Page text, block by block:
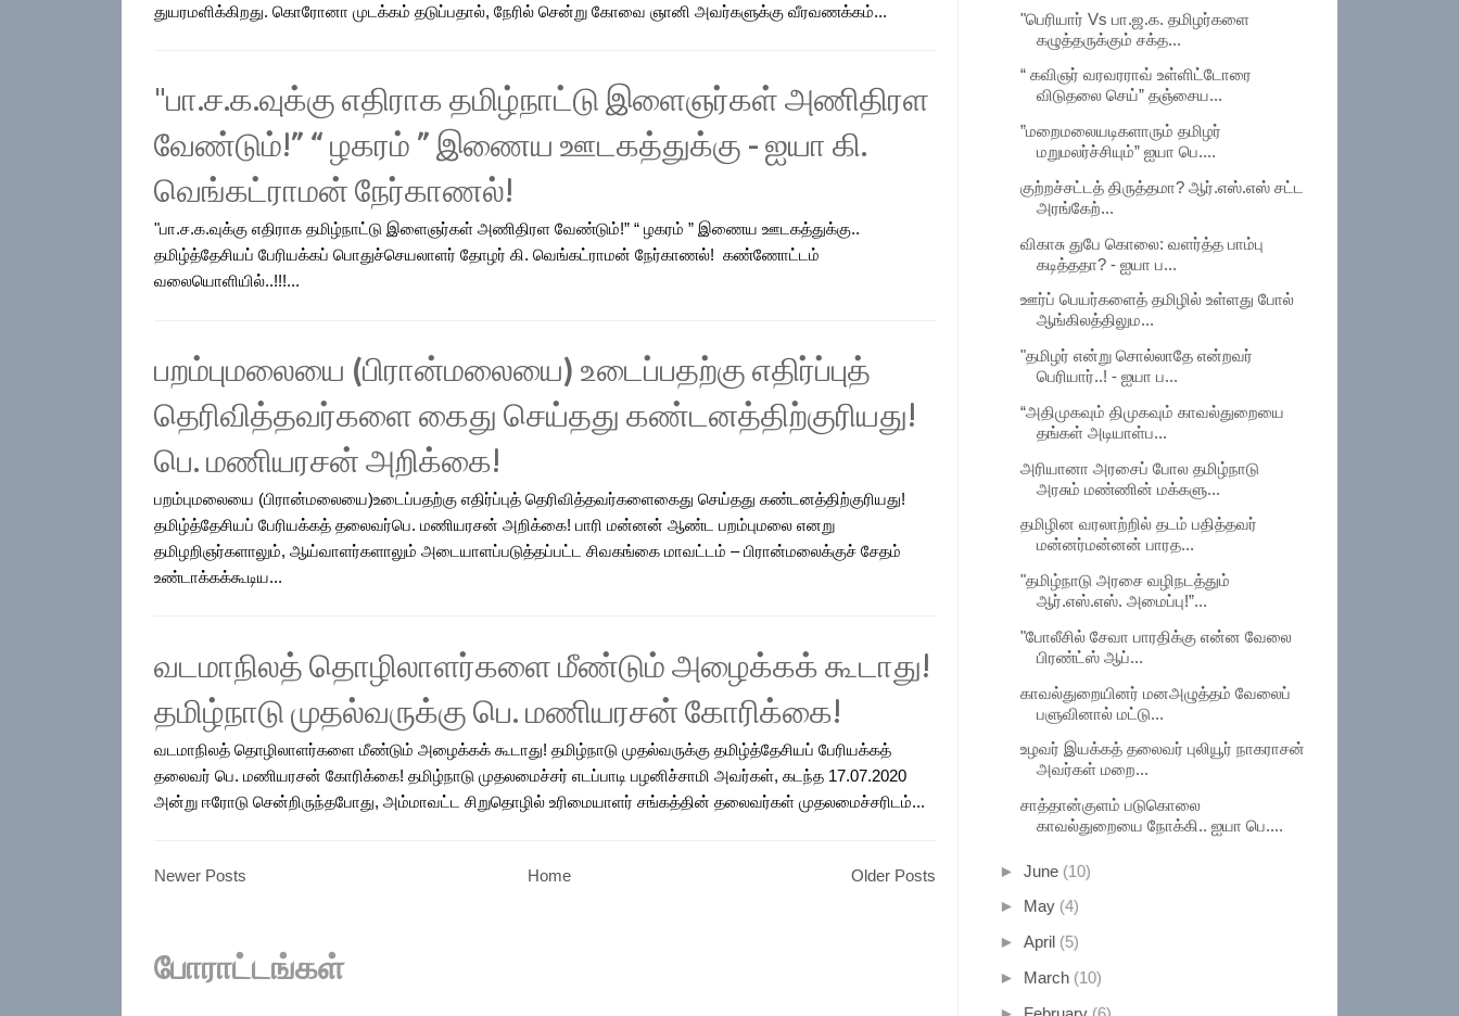
துயரமளிக்கிறது. கொரோனா முடக்கம் தடுப்பதால், நேரில் சென்று கோவை ஞானி அவர்களுக்கு வீரவணக்கம்...
"பா.ச.க.வுக்கு எதிராக தமிழ்நாட்டு இளைஞர்கள் அணிதிரள
வேண்டும்!” “ ழகரம் ” இணைய ஊடகத்துக்கு - ஐயா கி.
வெங்கட்ராமன் நேர்காணல்!
"பா.ச.க.வுக்கு எதிராக தமிழ்நாட்டு இளைஞர்கள் அணிதிரள வேண்டும்!” “ ழகரம் ” இணைய ஊடகத்துக்கு..
தமிழ்த்தேசியப் பேரியக்கப் பொதுச்செயலாளர் தோழர் கி. வெங்கட்ராமன் நேர்காணல்! கண்ணோட்டம்
வலையொளியில்..!!!...
பறம்புமலையை (பிரான்மலையை) உடைப்பதற்கு எதிர்ப்புத்
தெரிவித்தவர்களை கைது செய்தது கண்டனத்திற்குரியது!
பெ. மணியரசன் அறிக்கை!
பறம்புமலையை (பிரான்மலையை)உடைப்பதற்கு எதிர்ப்புத் தெரிவித்தவர்களைகைது செய்தது கண்டனத்திற்குரியது!
தமிழ்த்தேசியப் பேரியக்கத் தலைவர்பெ. மணியரசன் அறிக்கை! பாரி மன்னன் ஆண்ட பறம்புமலை எனறு
தமிழறிஞர்களாலும், ஆய்வாளர்களாலும் அடையாளப்படுத்தப்பட்ட சிவகங்கை மாவட்டம் – பிரான்மலைக்குச் சேதம்
உண்டாக்கக்கூடிய...
வடமாநிலத் தொழிலாளர்களை மீண்டும் அழைக்கக் கூடாது!
தமிழ்நாடு முதல்வருக்கு பெ. மணியரசன் கோரிக்கை!
வடமாநிலத் தொழிலாளர்களை மீண்டும் அழைக்கக் கூடாது! தமிழ்நாடு முதல்வருக்கு தமிழ்த்தேசியப் பேரியக்கத்
தலைவர் பெ. மணியரசன் கோரிக்கை! தமிழ்நாடு முதலமைச்சர் எடப்பாடி பழனிச்சாமி அவர்கள், கடந்த 17.07.2020
அன்று ஈரோடு சென்றிருந்தபோது, அம்மாவட்ட சிறுதொழில் உரிமையாளர் சங்கத்தின் தலைவர்கள் முதலமைச்சரிடம்...
Newer Posts Older Posts
Home
போராட்டங்கள்
"பெரியார் Vs பா.ஜ.க. தமிழர்களை
கழுத்தருக்கும் சக்த...
“ கவிஞர் வரவரராவ் உள்ளிட்டோரை
விடுதலை செய்” தஞ்சைய...
”மறைமலையடிகளாரும் தமிழர்
மறுமலர்ச்சியும்” ஐயா பெ....
குற்றச்சட்டத் திருத்தமா? ஆர்.எஸ்.எஸ் சட்ட
அரங்கேற்...
விகாசு துபே கொலை: வளர்த்த பாம்பு
கடித்ததா? - ஐயா ப...
ஊர்ப் பெயர்களைத் தமிழில் உள்ளது போல்
ஆங்கிலத்திலும...
"தமிழர் என்று சொல்லாதே என்றவர்
பெரியார்..! - ஐயா ப...
“அதிமுகவும் திமுகவும் காவல்துறையை
தங்கள் அடியாள்ப...
அரியானா அரசைப் போல தமிழ்நாடு
அரசும் மண்ணின் மக்களு...
தமிழின வரலாற்றில் தடம் பதித்தவர்
மன்னர்மன்னன் பாரத...
"தமிழ்நாடு அரசை வழிநடத்தும்
ஆர்.எஸ்.எஸ். அமைப்பு!”...
"போலீசில் சேவா பாரதிக்கு என்ன வேலை
பிரண்ட்ஸ் ஆப்...
காவல்துறையினர் மனஅழுத்தம் வேலைப்
பளுவினால் மட்டு...
உழவர் இயக்கத் தலைவர் புலியூர் நாகராசன்
அவர்கள் மறை...
சாத்தான்குளம் படுகொலை
காவல்துறையை நோக்கி.. ஐயா பெ....
► June (10)
► May (4)
► April (5)
► March (10)